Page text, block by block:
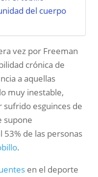
del cuerpo
vez por Freeman
crónica de
a aquellas
muy inestable,
sufrido esguinces de
supone
de las personas
.
en el deporte